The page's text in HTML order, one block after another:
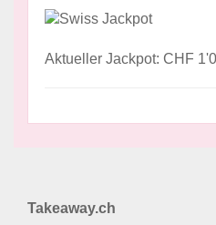
Aktueller Jackpot: CHF
Takeaway.ch